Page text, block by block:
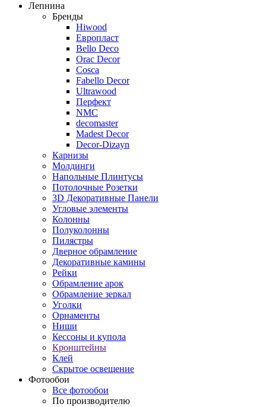
Лепнина
Бренды
Hiwood
Европласт
Bello Deco
Orac Decor
Cosca
Fabello Decor
Ultrawood
Перфект
NMC
decomaster
Madest Decor
Decor-Dizayn
Карнизы
Молдинги
Напольные Плинтусы
Потолочные Розетки
3D Декоративные Панели
Угловые элементы
Колонны
Полуколонны
Пилястры
Дверное обрамление
Декоративные камины
Рейки
Обрамление арок
Обрамление зеркал
Уголки
Орнаменты
Ниши
Кессоны и купола
Кронштейны
Клей
Скрытое освещение
Фотообои
Все фотообои
По производителю